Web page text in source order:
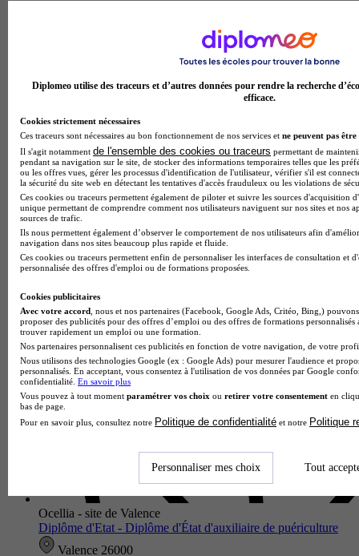
Croix-Rouge Compétence Auvergne-Rhône-Alpes - site de
Valence
Diplôme d'Etat - Diplôme d'État d'aide-soignant
Valence 26000
Le diplôme d'État d'aide-soignant proposé par Croix-Rouge
des professionnels de santé polyvalents capables
d'accompagner les perso…
Ocellia - site de Valence
Diplôme d'Etat - Diplôme d'État d'auxiliaire de puériculture
Valence 26000
Diplomeo utilise des traceurs et d’autres données pour rendre la recherche
efficace.
Cookies strictement nécessaires
Ces traceurs sont nécessaires au bon fonctionnement de nos services et ne peuvent pas être
Il s'agit notamment de l'ensemble des cookies ou traceurs permettant de
pendant sa navigation sur le site, de stocker des informations temporaires telles que les
ou les offres vues, gérer les processus d'identification de l'utilisateur, vérifier s'il est
la sécurité du site web en détectant les tentatives d'accès frauduleux ou les violations de
Ces cookies ou traceurs permettent également de piloter et suivre les sources d'acquisition
unique permettant de comprendre comment nos utilisateurs naviguent sur nos sites et nos
sources de trafic.
Ils nous permettent également d’observer le comportement de nos utilisateurs afin
navigation dans nos sites beaucoup plus rapide et fluide.
Ces cookies ou traceurs permettent enfin de personnaliser les interfaces de consultation et
personnalisée des offres d'emploi ou de formations proposées.
Cookies publicitaires
Avec votre accord , nous et nos partenaires (Facebook, Google Ads, Critéo, Bing,)
proposer des publicités pour des offres d’emploi ou des offres de formations
trouver rapidement un emploi ou une formation.
Nos partenaires personnalisent ces publicités en fonction de votre navigation, de votre
Nous utilisons des technologies Google (ex : Google Ads) pour mesurer l'audience et
personnalisés. En acceptant, vous consentez à l'utilisation de vos données par Google
confidentialité. En savoir plus
Vous pouvez à tout moment paramétrer vos choix ou retirer votre consentement en
bas de page.
Pour en savoir plus, consultez notre Politique de confidentialité et notre Politique
Personnaliser mes choix Tout